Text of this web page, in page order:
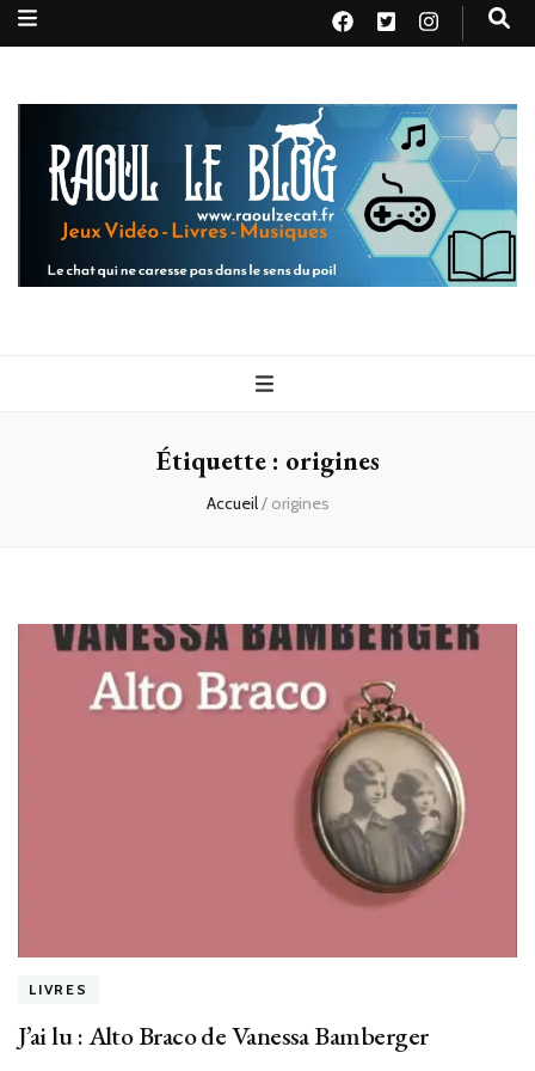
Raoul le
blog
Étiquette : origines
Accueil/ origines
LIVRES
J’ai lu : Alto Braco de Vanessa Bamberger